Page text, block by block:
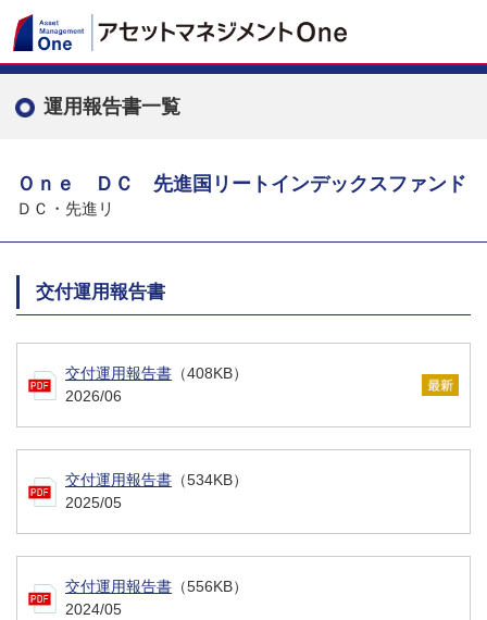
運用報告書一覧
Ｏｎｅ ＤＣ 先進国リートインデックスファンド
ＤＣ・先進リ
交付運用報告書
交付運用報告書 （408KB）
2026/06
交付運用報告書 （534KB）
2025/05
交付運用報告書 （556KB）
2024/05